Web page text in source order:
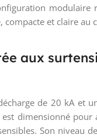
et claire au
aux
de 20 kA et
dimensionné
Son niveau